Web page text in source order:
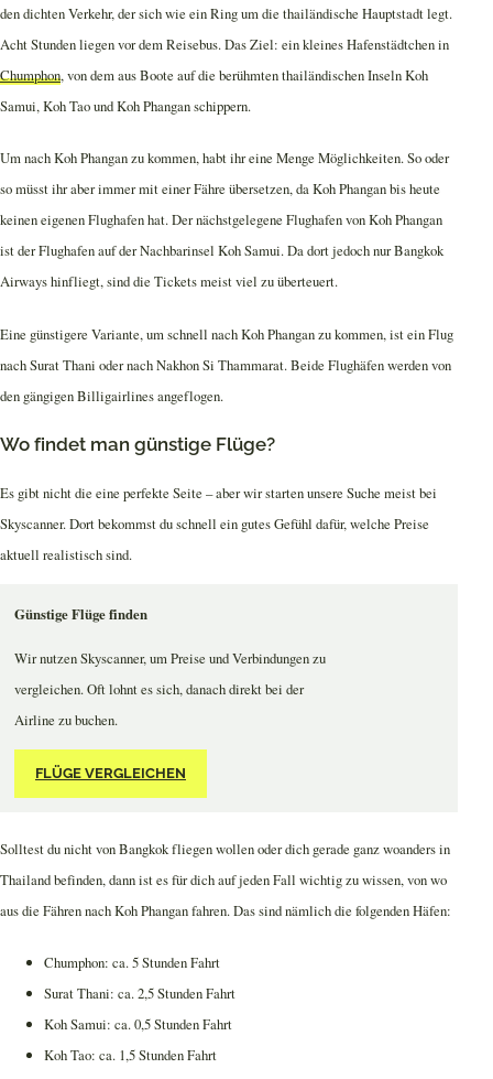
den dichten Verkehr, der sich wie ein Ring um die thailändische Hauptstadt legt.
Acht Stunden liegen vor dem Reisebus. Das Ziel: ein kleines Hafenstädtchen in
Chumphon, von dem aus Boote auf die berühmten thailändischen Inseln Koh
Samui, Koh Tao und Koh Phangan schippern.
Um nach Koh Phangan zu kommen, habt ihr eine Menge Möglichkeiten. So oder
so müsst ihr aber immer mit einer Fähre übersetzen, da Koh Phangan bis heute
keinen eigenen Flughafen hat. Der nächstgelegene Flughafen von Koh Phangan
ist der Flughafen auf der Nachbarinsel Koh Samui. Da dort jedoch nur Bangkok
Airways hinfliegt, sind die Tickets meist viel zu überteuert.
Eine günstigere Variante, um schnell nach Koh Phangan zu kommen, ist ein Flug
nach Surat Thani oder nach Nakhon Si Thammarat. Beide Flughäfen werden von
den gängigen Billigairlines angeflogen.
Wo findet man günstige Flüge?
Es gibt nicht die eine perfekte Seite – aber wir starten unsere Suche meist bei
Skyscanner. Dort bekommst du schnell ein gutes Gefühl dafür, welche Preise
aktuell realistisch sind.
Günstige Flüge finden
Wir nutzen Skyscanner, um Preise und Verbindungen zu
vergleichen. Oft lohnt es sich, danach direkt bei der
Airline zu buchen.
FLÜGE VERGLEICHEN
Solltest du nicht von Bangkok fliegen wollen oder dich gerade ganz woanders in
Thailand befinden, dann ist es für dich auf jeden Fall wichtig zu wissen, von wo
aus die Fähren nach Koh Phangan fahren. Das sind nämlich die folgenden Häfen:
Chumphon: ca. 5 Stunden Fahrt
Surat Thani: ca. 2,5 Stunden Fahrt
Koh Samui: ca. 0,5 Stunden Fahrt
Koh Tao: ca. 1,5 Stunden Fahrt